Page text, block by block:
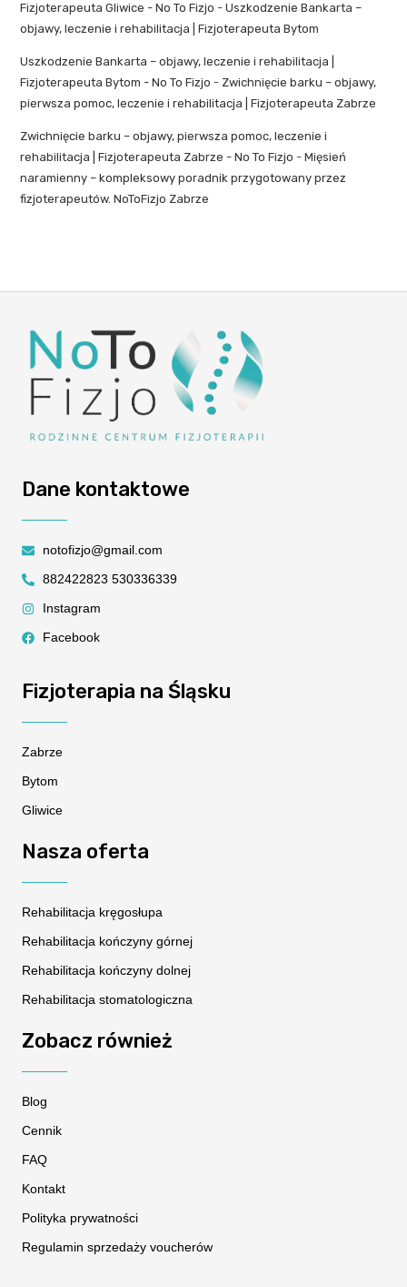
Fizjoterapeuta Gliwice - No To Fizjo -Uszkodzenie Bankarta –
objawy, leczenie i rehabilitacja | Fizjoterapeuta Bytom
Uszkodzenie Bankarta – objawy, leczenie i rehabilitacja |
Fizjoterapeuta Bytom - No To Fizjo - Zwichnięcie barku – objawy,
pierwsza pomoc, leczenie i rehabilitacja | Fizjoterapeuta Zabrze
Zwichnięcie barku – objawy, pierwsza pomoc, leczenie i
rehabilitacja | Fizjoterapeuta Zabrze - No To Fizjo -Mięsień
naramienny – kompleksowy poradnik przygotowany przez
fizjoterapeutów. NoToFizjo Zabrze
Dane kontaktowe
notofizjo@gmail.com
882422823 530336339
Instagram
Facebook
Fizjoterapia na Śląsku
Zabrze
Bytom
Gliwice
Nasza oferta
Rehabilitacja kręgosłupa
Rehabilitacja kończyny górnej
Rehabilitacja kończyny dolnej
Rehabilitacja stomatologiczna
Zobacz również
Blog
Cennik
FAQ
Kontakt
Polityka prywatności
Regulamin sprzedaży voucherów